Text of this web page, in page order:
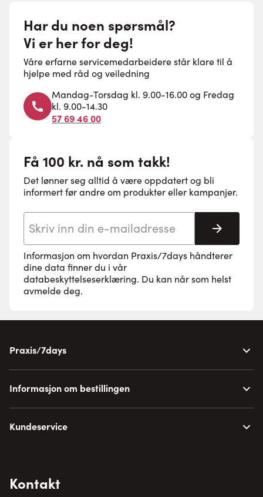
Har du noen spørsmål?
Vi er her for deg!
Våre erfarne servicemedarbeidere står klare til å
hjelpe med råd og veiledning
Mandag-Torsdag kl. 9.00-16.00 og Fredag
kl. 9.00-14.30
57 69 46 00
Få 100 kr. nå som takk!
Det lønner seg alltid å være oppdatert og bli
informert før andre om produkter eller kampanjer.
Informasjon om hvordan Praxis/7days håndterer
dine data finner du i vår
databeskyttelseserklæring. Du kan når som helst
avmelde deg.
Praxis/7days
Informasjon om bestillingen
Kundeservice
Kontakt